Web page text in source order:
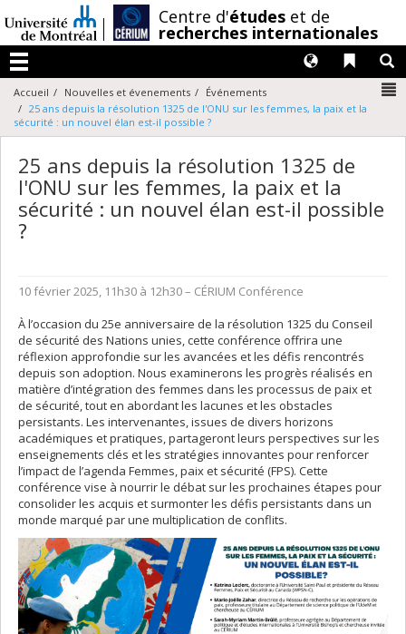
au
contenu
Centre d'études et de
recherches internationales
Menu
Liens
Langues
Accueil Nouvelles et évenements
Événements
25 ans depuis la résolution 1325 de l'ONU sur les femmes, la paix et la
sécurité : un nouvel élan est-il possible ?
25 ans depuis la résolution 1325 de
l'ONU sur les femmes, la paix et la
sécurité : un nouvel élan est-il possible
?
10 février 2025, 11h30 à 12h30– CÉRIUM Conférence
À l’occasion du 25e anniversaire de la résolution 1325 du Conseil
de sécurité des Nations unies, cette conférence offrira une
réflexion approfondie sur les avancées et les défis rencontrés
depuis son adoption. Nous examinerons les progrès réalisés en
matière d’intégration des femmes dans les processus de paix et
de sécurité, tout en abordant les lacunes et les obstacles
persistants. Les intervenantes, issues de divers horizons
académiques et pratiques, partageront leurs perspectives sur les
enseignements clés et les stratégies innovantes pour renforcer
l’impact de l’agenda Femmes, paix et sécurité (FPS). Cette
conférence vise à nourrir le débat sur les prochaines étapes pour
consolider les acquis et surmonter les défis persistants dans un
monde marqué par une multiplication de conflits.